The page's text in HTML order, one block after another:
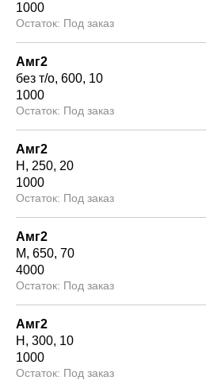
1000
Под заказ
Амг2
без т/о 600 10
1000
Под заказ
Амг2
Н
250 20
1000
Под заказ
Амг2
М 650 70
4000
Под заказ
Амг2
Н
300 10
1000
Под заказ